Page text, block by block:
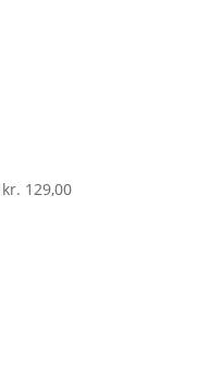
kr. 129,00